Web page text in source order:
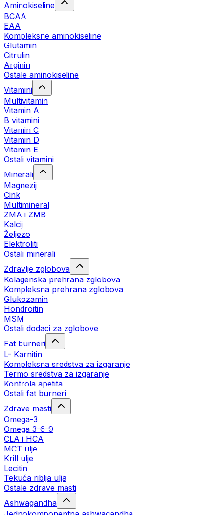
Aminokiseline
BCAA
EAA
Kompleksne aminokiseline
Glutamin
Citrulin
Arginin
Ostale aminokiseline
Vitamini
Multivitamin
Vitamin A
B vitamini
Vitamin C
Vitamin D
Vitamin E
Ostali vitamini
Minerali
Magnezij
Cink
Multimineral
ZMA i ZMB
Kalcij
Željezo
Elektroliti
Ostali minerali
Zdravlje zglobova
Kolagenska prehrana zglobova
Kompleksna prehrana zglobova
Glukozamin
Hondroitin
MSM
Ostali dodaci za zglobove
Fat burneri
L- Karnitin
Kompleksna sredstva za izgaranje
Termo sredstva za izgaranje
Kontrola apetita
Ostali fat burneri
Zdrave masti
Omega-3
Omega 3-6-9
CLA i HCA
MCT ulje
Krill ulje
Lecitin
Tekuća riblja ulja
Ostale zdrave masti
Ashwagandha